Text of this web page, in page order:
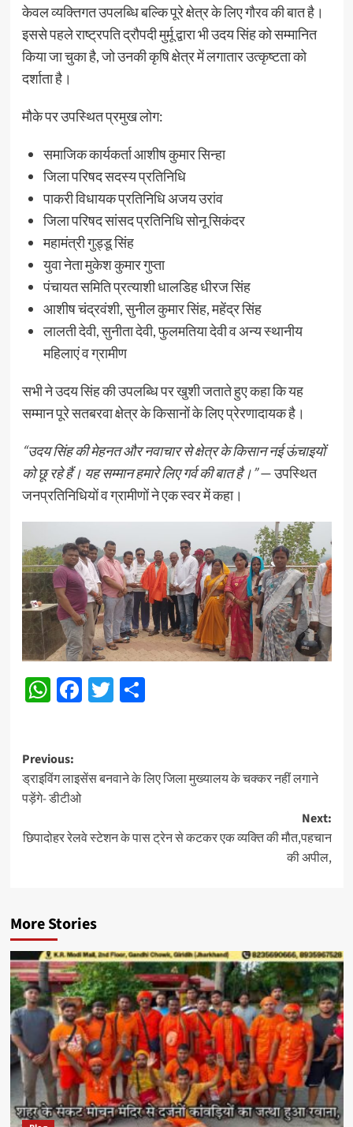
केवल व्यक्तिगत उपलब्धि बल्कि पूरे क्षेत्र के लिए गौरव की बात है।
इससे पहले राष्ट्रपति द्रौपदी मुर्मू द्वारा भी उदय सिंह को सम्मानित
किया जा चुका है, जो उनकी कृषि क्षेत्र में लगातार उत्कृष्टता को
दर्शाता है।
मौके पर उपस्थित प्रमुख लोग:
समाजिक कार्यकर्ता आशीष कुमार सिन्हा
जिला परिषद सदस्य प्रतिनिधि
पाकरी विधायक प्रतिनिधि अजय उरांव
जिला परिषद सांसद प्रतिनिधि सोनू सिकंदर
महामंत्री गुड्डू सिंह
युवा नेता मुकेश कुमार गुप्ता
पंचायत समिति प्रत्याशी धालडिह धीरज सिंह
आशीष चंद्रवंशी, सुनील कुमार सिंह, महेंद्र सिंह
लालती देवी, सुनीता देवी, फुलमतिया देवी व अन्य स्थानीय
महिलाएं व ग्रामीण
सभी ने उदय सिंह की उपलब्धि पर खुशी जताते हुए कहा कि यह
सम्मान पूरे सतबरवा क्षेत्र के किसानों के लिए प्रेरणादायक है।
“उदय सिंह की मेहनत और नवाचार से क्षेत्र के किसान नई ऊंचाइयों
को छू रहे हैं। यह सम्मान हमारे लिए गर्व की बात है।”— उपस्थित
जनप्रतिनिधियों व ग्रामीणों ने एक स्वर में कहा।
WhatsApp
Facebook
Twitter
Share
Post
navigation
Previous:
ड्राइविंग लाइसेंस बनवाने के लिए जिला मुख्यालय के चक्कर नहीं लगाने
पड़ेंगे- डीटीओ
Next:
छिपादोहर रेलवे स्टेशन के पास ट्रेन से कटकर एक व्यक्ति की मौत,पहचान
की अपील,
More Stories